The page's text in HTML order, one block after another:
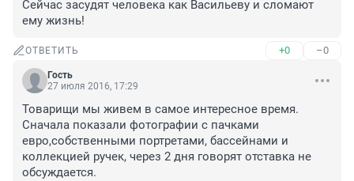
Сейчас засудят человека как Васильеву и сломают
ему жизнь!
ОТВЕТИТЬ +0 –0
Гость
27 июля 2016, 17:29
Товарищи мы живем в самое интересное время.
Сначала показали фотографии с пачками
евро,собственными портретами, бассейнами и
коллекцией ручек, через 2 дня говорят отставка не
обсуждается.